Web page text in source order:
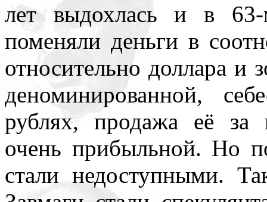
лет выдохлась и в
поменяли деньги в
относительно доллара и
деноминированной,
рублях, продажа её за
очень прибыльной. Но
стали недоступными.